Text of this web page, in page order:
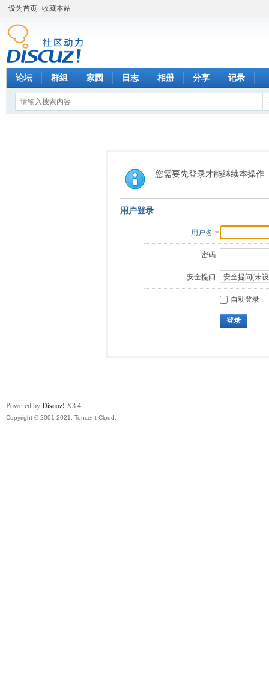
设为首页 收藏本站
论坛 群组 家园 日志 相册 分享 记录
您需要先登录才能继续本操作
用户登录
用户名
密码:
安全提问:
自动登录
登录
Powered by Discuz! X3.4
Copyright © 2001-2021, Tencent Cloud.